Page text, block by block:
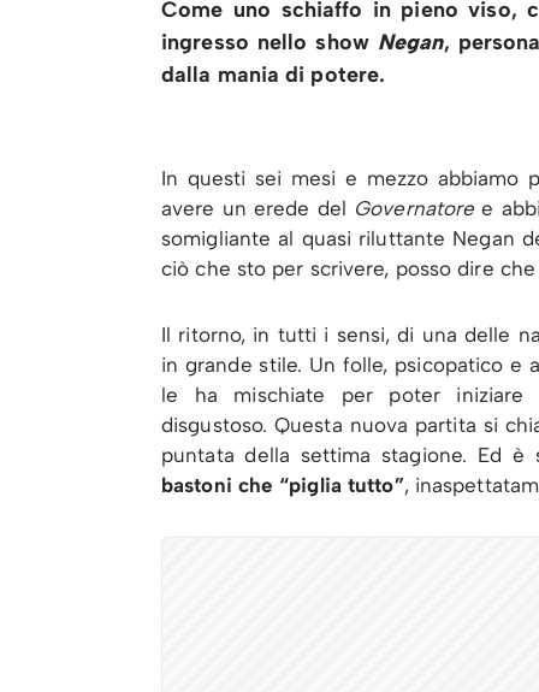
Come uno schiaffo in pieno viso,
ingresso nello show Negan,
dalla mania di potere.
In questi sei mesi e mezzo abbiamo
avere un erede del Governatore e
somigliante al quasi riluttante Negan
ciò che sto per scrivere, posso dire che
Il ritorno, in tutti i sensi, di una delle
in grande stile. Un folle, psicopatico e
le ha mischiate per poter iniziare
disgustoso. Questa nuova partita si
puntata della settima stagione. Ed
bastoni che “piglia tutto”,